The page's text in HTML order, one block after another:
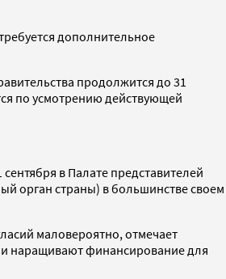
дополнительное
продолжится до 31
по усмотрению действующей
в Палате представителей
орган страны) в большинстве своем
маловероятно, отмечает
и наращивают финансирование для